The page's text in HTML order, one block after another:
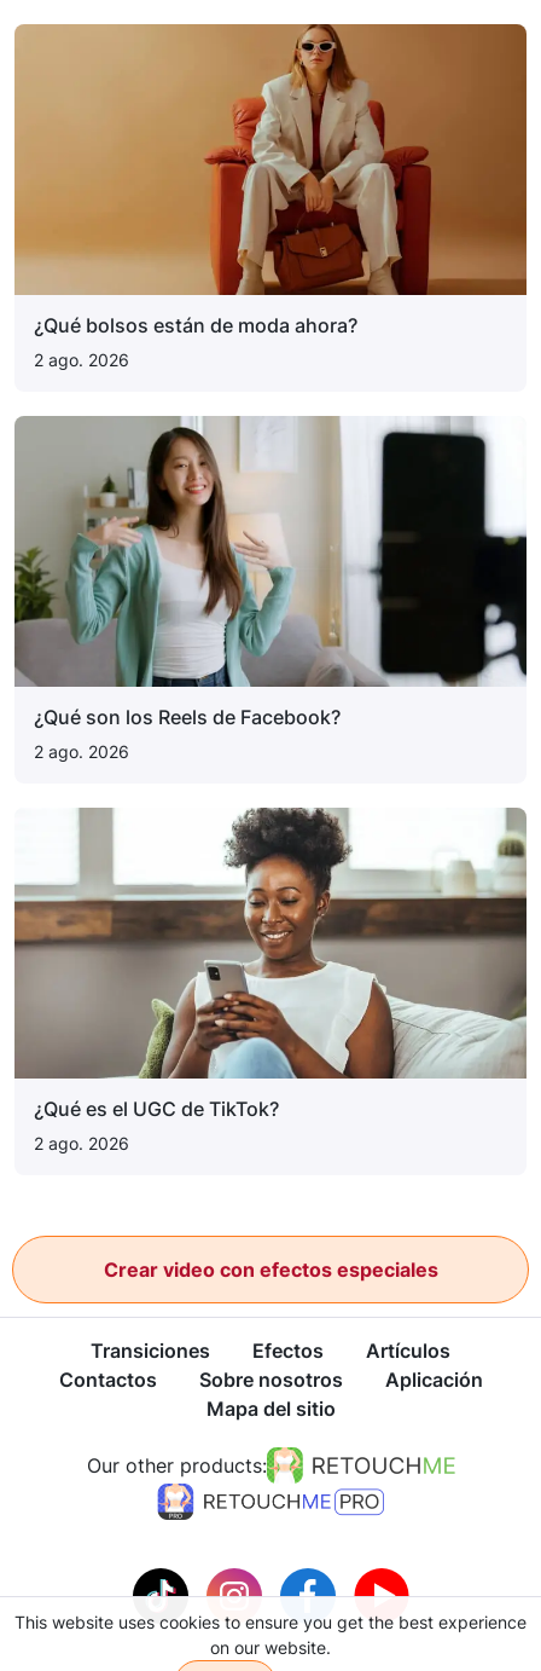
¿Qué bolsos están de moda ahora?
2 ago. 2026
¿Qué son los Reels de Facebook?
2 ago. 2026
¿Qué es el UGC de TikTok?
2 ago. 2026
Crear video con efectos especiales
Transiciones Efectos
Artículos
Contactos
Sobre nosotros
Aplicación
Mapa del sitio
Our other products:
This website uses cookies to ensure you get the best experience
on our website.